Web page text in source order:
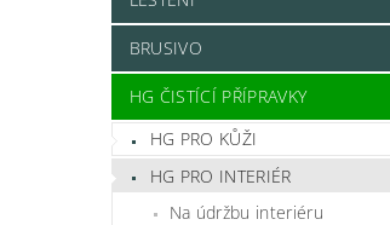
BRUSIVO
HG ČISTÍCÍ PŘÍPRAVKY
HG PRO KŮŽI
HG PRO INTERIÉR
Na údržbu interiéru